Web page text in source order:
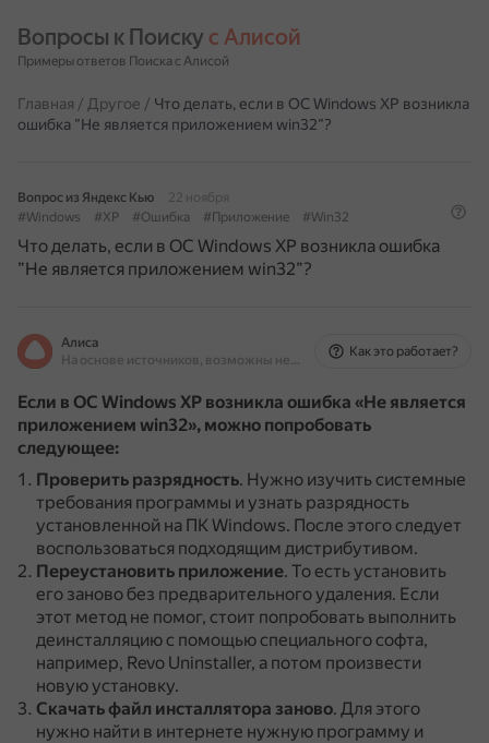
Вопросы к Поиску с Алисой
Примеры ответов Поиска с Алисой
Главная / Другое / Что делать, если в ОС Windows XP возникла
ошибка ”Не является приложением win32”?
Вопрос из Яндекс Кью
22 ноября
#Windows
#XP #Ошибка #Приложение #Win32
Что делать, если в ОС Windows XP возникла ошибка
”Не является приложением win32”?
Алиса
На основе источников, возможны неточности
Как это работает?
Если в ОС Windows XP возникла ошибка «Не является
приложением win32», можно попробовать
следующее:
Проверить разрядность. Нужно изучить системные
требования программы и узнать разрядность
установленной на ПК Windows. После этого следует
воспользоваться подходящим дистрибутивом.
Переустановить приложение. То есть установить
его заново без предварительного удаления. Если
этот метод не помог, стоит попробовать выполнить
деинсталляцию с помощью специального софта,
например, Revo Uninstaller, а потом произвести
новую установку.
Скачать файл инсталлятора заново. Для этого
нужно найти в интернете нужную программу и